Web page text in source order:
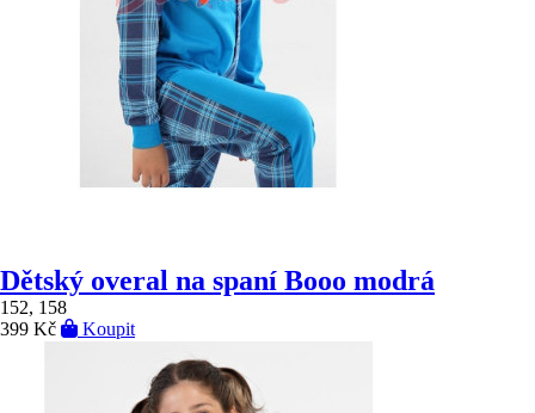
Dětský overal na spaní Booo modrá
152, 158
399 Kč
Koupit